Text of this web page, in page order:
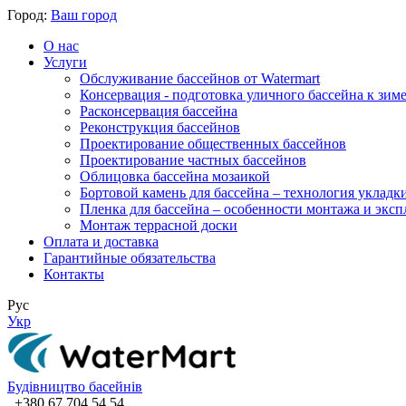
Город: Ваш город
О нас
Услуги
Обслуживание бассейнов от Watermart
Консервация - подготовка уличного бассейна к зиме
Расконсервация бассейна
Реконструкция бассейнов
Проектирование общественных бассейнов
Проектирование частных бассейнов
​Облицовка бассейна мозаикой
Бортовой камень для бассейна – технология
Пленка для бассейна – особенности монтажа и
Монтаж террасной доски
Оплата и доставка
Гарантийные обязательства
Контакты
Рус
Укр
Будівництво басейнів
+380 67 704 54 54